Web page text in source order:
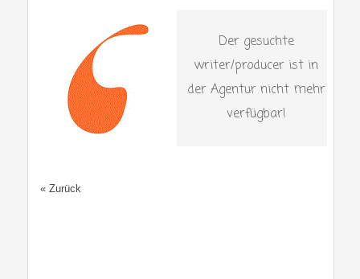
Der gesuchte
writer/producer ist in
der Agentur nicht mehr
verfügbar!
« Zurück